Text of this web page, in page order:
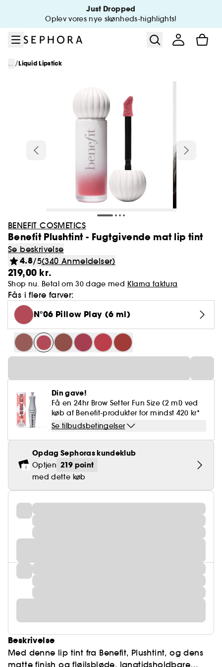
Gå til hovedindholdJust Dropped
Oplev vores nye skønheds-highlights!
... /Liquid Lipstick
BENEFIT COSMETICS
Benefit Plushtint - Fugtgivende mat lip tint
Se beskrivelse
4.8/5(340 Anmeldelser)
219,00 kr.
Shop nu. Betal om 30 dage med Klarna faktura
Fås i flere farver:
N°06 Pillow Play (6 ml)
Din gave!
Få en 24hr Brow Setter Fun Size (2 ml) ved
køb af Benefit-produkter for mindst 420 kr*
Se tilbudsbetingelser
Opdag Sephoras kundeklub
Optjen 219 point
med dette køb
Beskrivelse
Med denne lip tint fra Benefit, Plushtint, og dens
matte finish og fløjlsbløde, langtidsholdbare